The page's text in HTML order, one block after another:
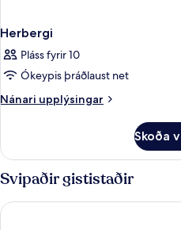
Herbergi
Pláss fyrir 10
Ókeypis þráðlaust net
Nánari upplýsingar
Nánari
Skoða
Svipaðir gististaðir
B&B Hotel Alicante Centro